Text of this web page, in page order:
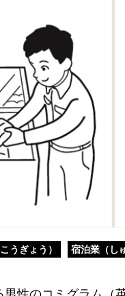
うぎょう） 宿泊業（し